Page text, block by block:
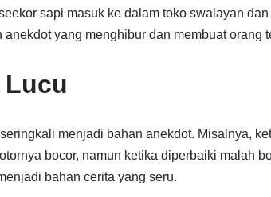
sapi masuk ke dalam toko swalayan
anekdot yang menghibur dan membuat orang
Lucu
menjadi bahan anekdot. Misalnya,
bocor, namun ketika diperbaiki malah
bahan cerita yang seru.